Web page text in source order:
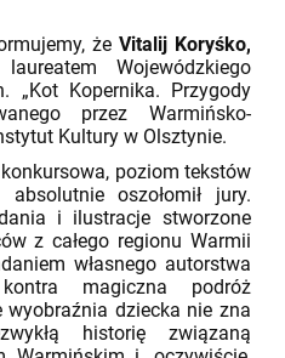
że Vitalij Koryśko,
Wojewódzkiego
„Kot Kopernika. Przygody
przez Warmińsko-
Kultury w Olsztynie.
poziom tekstów
oszołomił jury.
i ilustracje stworzone
z całego regionu Warmii
własnego autorstwa
magiczna podróż
wyobraźnia dziecka nie zna
historię związaną